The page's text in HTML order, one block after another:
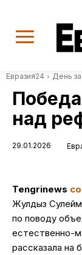
Евразия24 День
над
29.01.2026
Tengrinews
Жулдыз
по поводу
естественно-
рассказала на